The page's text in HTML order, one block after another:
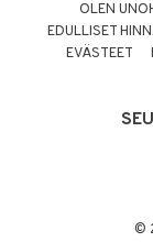
OLEN
EDULLISET
EVÄSTEET
©